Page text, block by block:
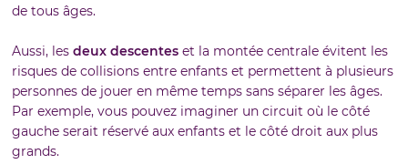
de tous âges.
Aussi, lesdeux descentes et la montée centrale évitent les
risques de collisions entre enfants et permettent à plusieurs
personnes de jouer en même temps sans séparer les âges.
Par exemple, vous pouvez imaginer un circuit où le côté
gauche serait réservé aux enfants et le côté droit aux plus
grands.